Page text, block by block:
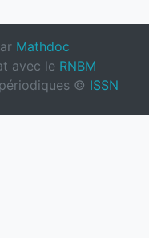
Mathdoc
avec le RNBM
© ISSN